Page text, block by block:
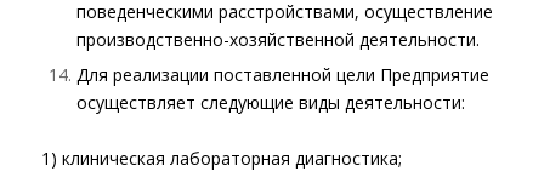
поведенческими расстройствами, осуществление
производственно-хозяйственной деятельности.
Для реализации поставленной цели Предприятие
осуществляет следующие виды деятельности:
1) клиническая лабораторная диагностика;